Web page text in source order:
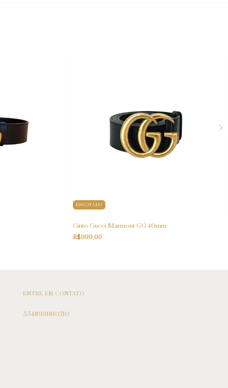
ESGOTADO
Cinto Gucci Marmont GG 40mm
R$999,00
ENTRE EM CONTATO
5548991810710